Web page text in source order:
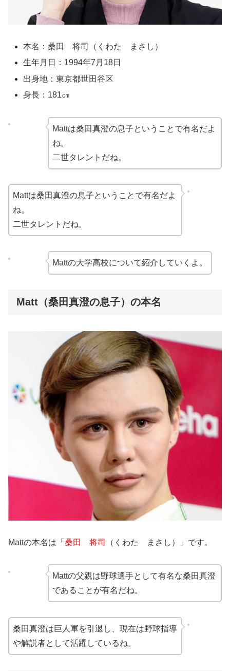
本名：桑田 将司（くわた まさし）
生年月日：1994年7月18日
出身地：東京都世田谷区
身長：181㎝
Mattは桑田真澄の息子ということで有名だよ
ね。
二世タレントだね。
Mattは桑田真澄の息子ということで有名だよ
ね。
二世タレントだね。
Mattの大学高校について紹介していくよ。
Matt（桑田真澄の息子）の本名
Mattの本名は「 桑田 将司 （くわた まさし）」です。
Mattの父親は野球選手として有名な桑田真澄
であることが有名だね。
桑田真澄は巨人軍を引退し、現在は野球指導
や解説者として活躍しているね。